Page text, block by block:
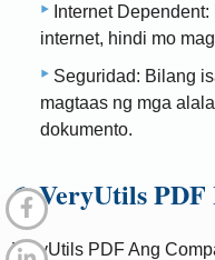
Internet
internet, hindi mo
Seguridad: Bilang
magtaas ng mga
dokumento.
6. VeryUtils
VeryUtils PDF Ang